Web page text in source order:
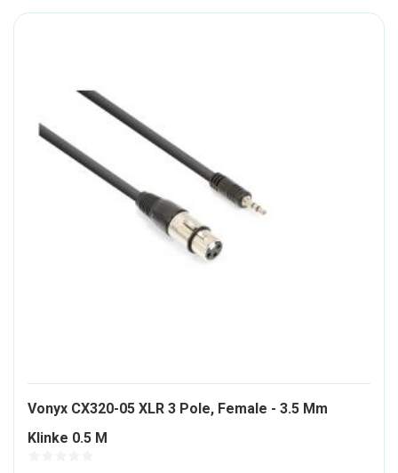
Vonyx CX320-05 XLR 3 Pole, Female - 3.5 Mm
Klinke 0.5 M